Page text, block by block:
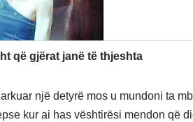
që gjërat janë të thjeshta
një detyrë mos u mundoni ta
kur ai has vështirësi mendon që